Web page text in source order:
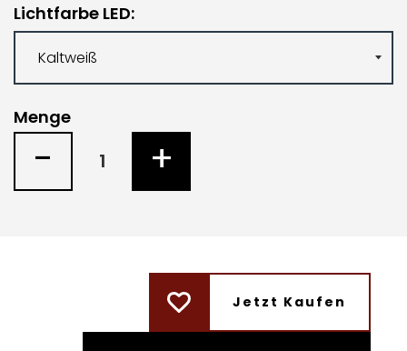
Lichtfarbe LED
Menge
- +
Jetzt Kaufen